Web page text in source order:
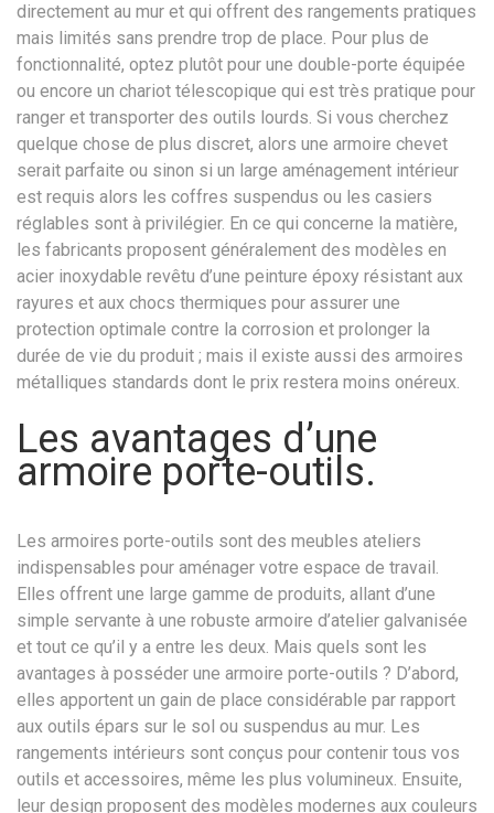
directement au mur et qui offrent des rangements pratiques
mais limités sans prendre trop de place. Pour plus de
fonctionnalité, optez plutôt pour une double-porte équipée
ou encore un chariot télescopique qui est très pratique pour
ranger et transporter des outils lourds. Si vous cherchez
quelque chose de plus discret, alors une armoire chevet
serait parfaite ou sinon si un large aménagement intérieur
est requis alors les coffres suspendus ou les casiers
réglables sont à privilégier. En ce qui concerne la matière,
les fabricants proposent généralement des modèles en
acier inoxydable revêtu d’une peinture époxy résistant aux
rayures et aux chocs thermiques pour assurer une
protection optimale contre la corrosion et prolonger la
durée de vie du produit ; mais il existe aussi des armoires
métalliques standards dont le prix restera moins onéreux.
Les avantages d’une
armoire porte-outils.
Les armoires porte-outils sont des meubles ateliers
indispensables pour aménager votre espace de travail.
Elles offrent une large gamme de produits, allant d’une
simple servante à une robuste armoire d’atelier galvanisée
et tout ce qu’il y a entre les deux. Mais quels sont les
avantages à posséder une armoire porte-outils ? D’abord,
elles apportent un gain de place considérable par rapport
aux outils épars sur le sol ou suspendus au mur. Les
rangements intérieurs sont conçus pour contenir tous vos
outils et accessoires, même les plus volumineux. Ensuite,
leur design proposent des modèles modernes aux couleurs